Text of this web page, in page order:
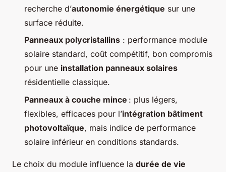
recherche d’autonomie énergétique sur une
surface réduite.
Panneaux polycristallins : performance module
solaire standard, coût compétitif, bon compromis
pour une installation panneaux solaires
résidentielle classique.
Panneaux à couche mince : plus légers,
flexibles, efficaces pour l’intégration bâtiment
photovoltaïque, mais indice de performance
solaire inférieur en conditions standards.
Le choix du module influence la durée de vie